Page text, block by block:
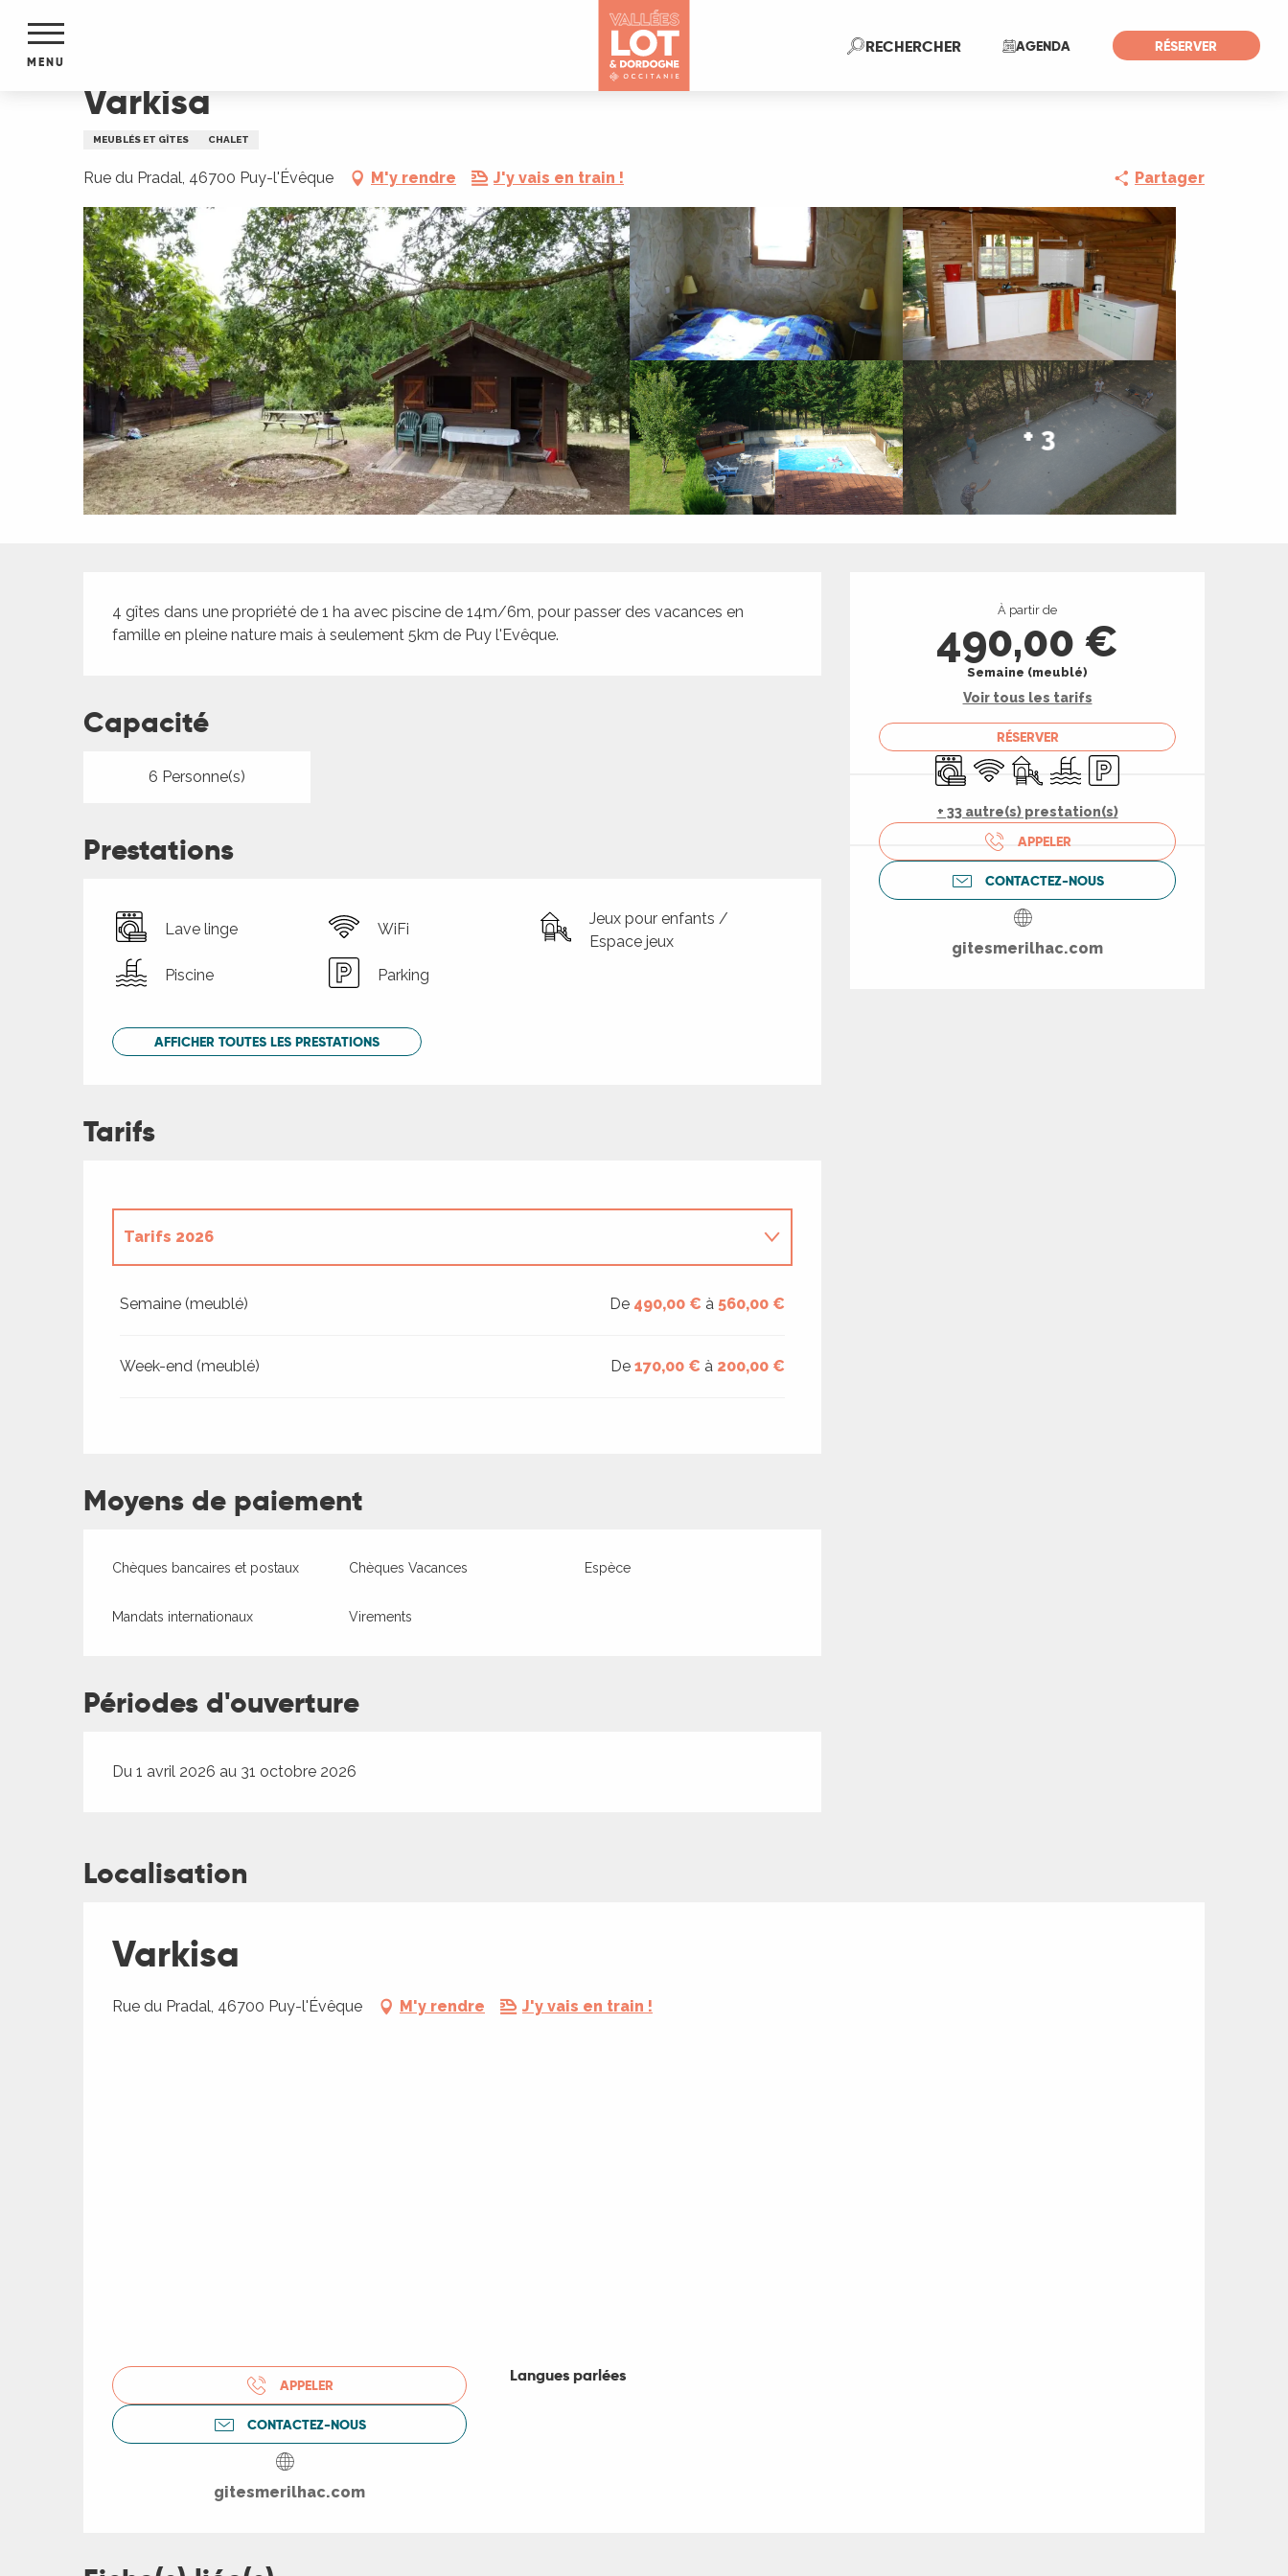
contenu
AGENDA RÉSERVER
RECHERCHERRecherche
MENU
Varkisa
MEUBLÉS ET GÎTES CHALET
Rue du Pradal, 46700 Puy-l'Évêque M'y rendre J'y vais en train ! Partager
+ 3
Ouverture et
À partir de
490,00 €
Semaine (meublé)
Voir tous les tarifs
RÉSERVER
Lave linge
WiFi Jeux pour enfants / Espace jeux
PiscineParking
+ 33 autre(s) prestation(s)
APPELER
CONTACTEZ-NOUS
gitesmerilhac.com
Description
4 gîtes dans une propriété de 1 ha avec piscine de 14m/6m, pour passer des vacances en
famille en pleine nature mais à seulement 5km de Puy l'Evêque.
Capacité
6 Personne(s)
Prestations
Lave linge WiFi
Jeux pour enfants /
Espace jeux
Piscine
Parking
AFFICHER TOUTES LES PRESTATIONS
Tarifs
Tarifs 2026
Tarifs 2027
Semaine (meublé) De 490,00 € à 560,00 €
Week-end (meublé) De170,00 € à 200,00 €
Moyens de paiement
Chèques bancaires et postaux Chèques Vacances Espèce
Mandats internationaux Virements
Périodes d'ouverture
Du 1 avril 2026 au 31 octobre 2026
Localisation
Varkisa
Rue du Pradal, 46700 Puy-l'Évêque M'y rendre J'y vais en train !
APPELER
CONTACTEZ-NOUS
gitesmerilhac.com
Langues parlées
Langues parlées